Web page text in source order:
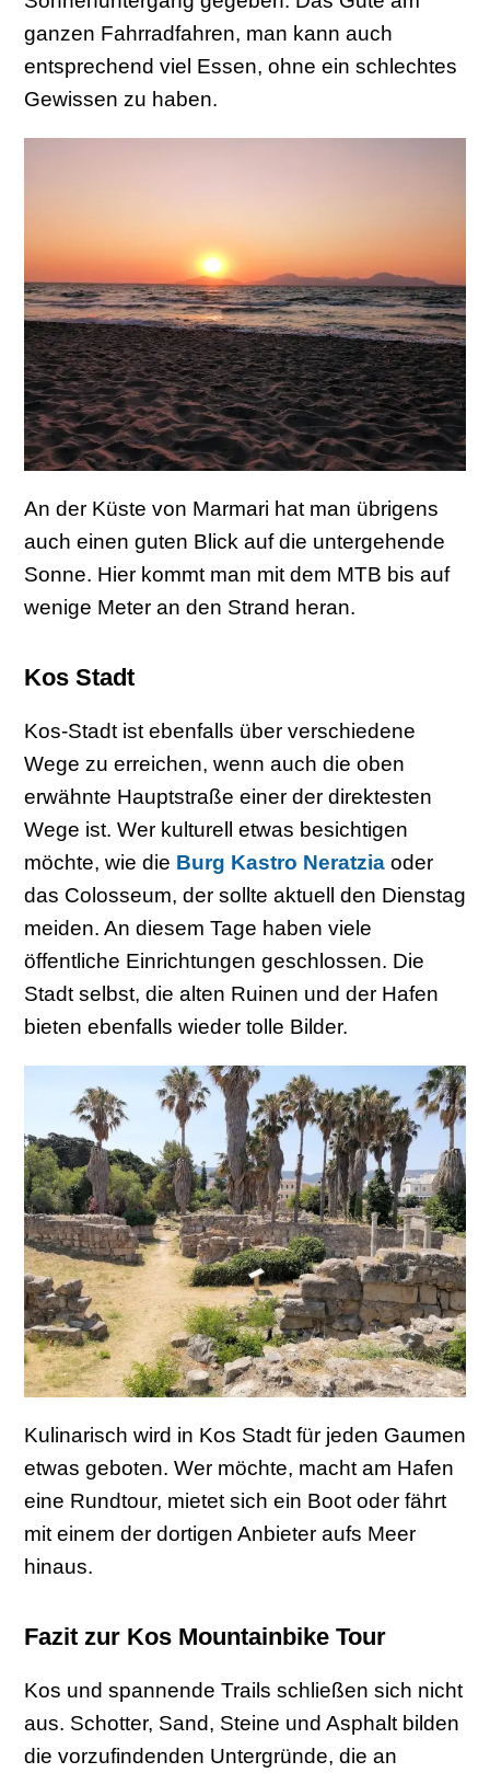
ganzen Fahrradfahren, man kann auch
entsprechend viel Essen, ohne ein schlechtes
Gewissen zu haben.
An der Küste von Marmari hat man übrigens
auch einen guten Blick auf die untergehende
Sonne. Hier kommt man mit dem MTB bis auf
wenige Meter an den Strand heran.
Kos Stadt
Kos-Stadt ist ebenfalls über verschiedene
Wege zu erreichen, wenn auch die oben
erwähnte Hauptstraße einer der direktesten
Wege ist. Wer kulturell etwas besichtigen
möchte, wie die Burg Kastro Neratzia oder
das Colosseum, der sollte aktuell den Dienstag
meiden. An diesem Tage haben viele
öffentliche Einrichtungen geschlossen. Die
Stadt selbst, die alten Ruinen und der Hafen
bieten ebenfalls wieder tolle Bilder.
Kulinarisch wird in Kos Stadt für jeden Gaumen
etwas geboten. Wer möchte, macht am Hafen
eine Rundtour, mietet sich ein Boot oder fährt
mit einem der dortigen Anbieter aufs Meer
hinaus.
Fazit zur Kos Mountainbike Tour
Kos und spannende Trails schließen sich nicht
aus. Schotter, Sand, Steine und Asphalt bilden
die vorzufindenden Untergründe, die an